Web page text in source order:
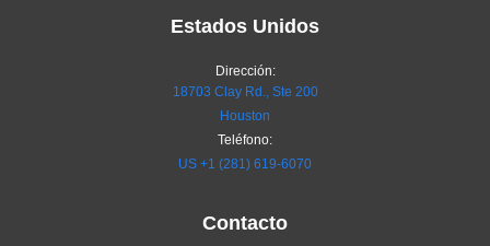
Estados Unidos
Dirección:
18703 Clay Rd., Ste 200
Houston
Teléfono:
US +1 (281) 619-6070
Contacto